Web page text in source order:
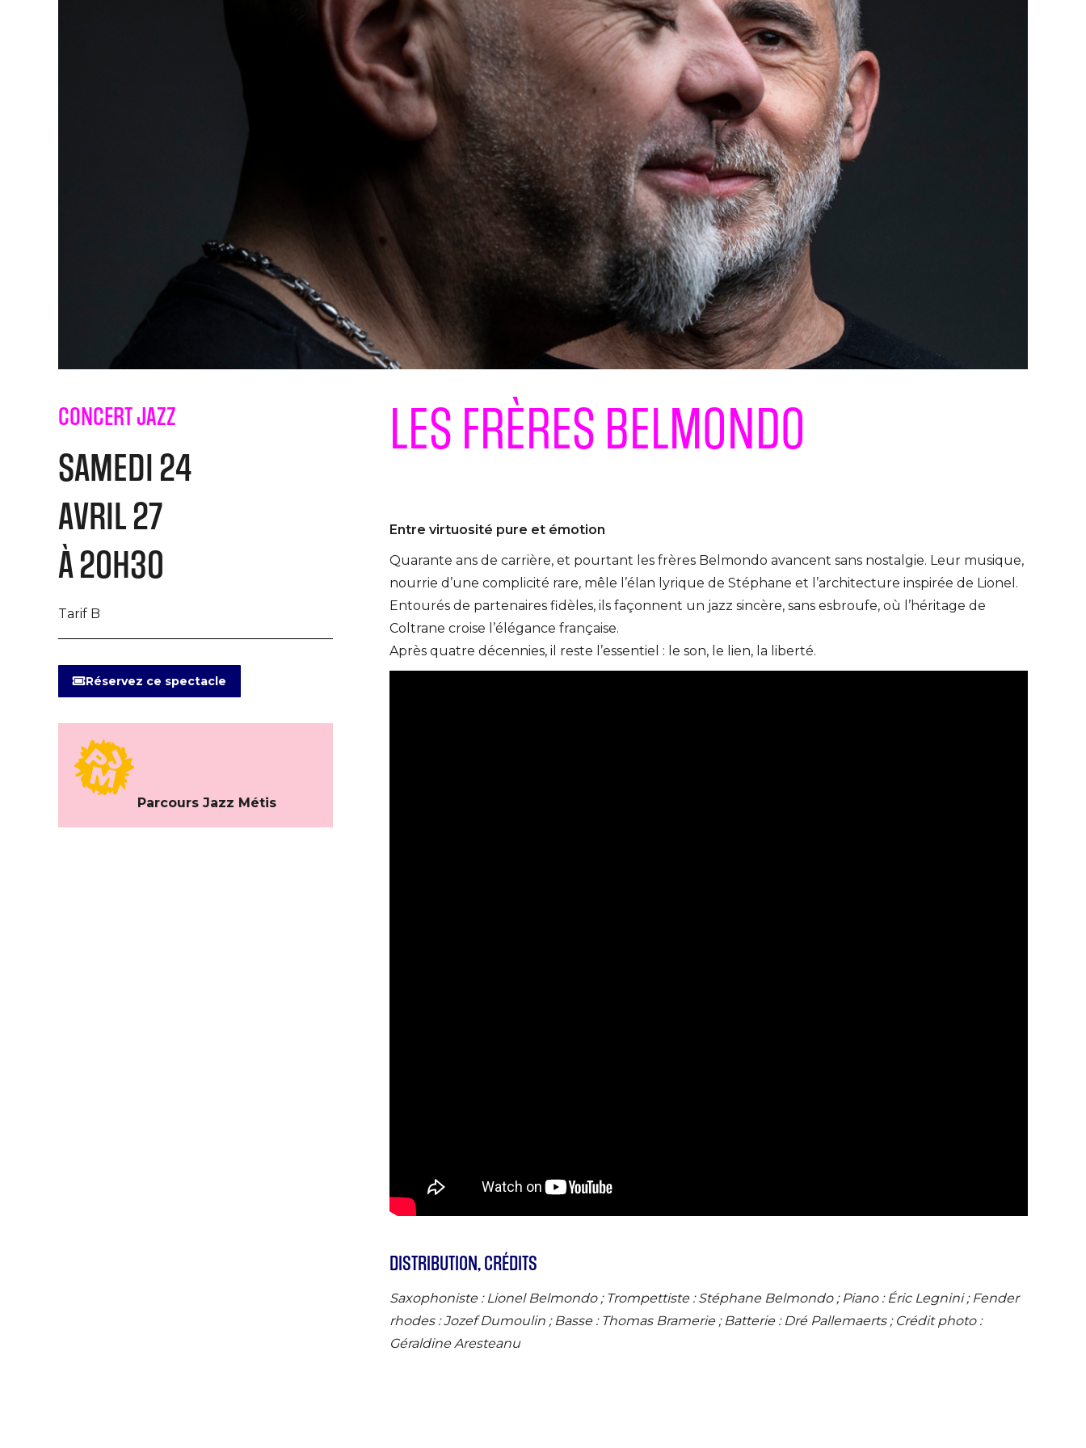
CONCERT JAZZ
SAMEDI 24
AVRIL 27
À 20H30
Tarif B
Réservez ce spectacle
Parcours Jazz Métis
LES FRÈRES BELMONDO
Entre virtuosité pure et émotion
Quarante ans de carrière, et pourtant les frères Belmondo avancent sans nostalgie. Leur musique,
nourrie d’une complicité rare, mêle l’élan lyrique de Stéphane et l’architecture inspirée de Lionel.
Entourés de partenaires fidèles, ils façonnent un jazz sincère, sans esbroufe, où l’héritage de
Coltrane croise l’élégance française.
Après quatre décennies, il reste l’essentiel : le son, le lien, la liberté.
DISTRIBUTION, CRÉDITS
Saxophoniste : Lionel Belmondo ; Trompettiste : Stéphane Belmondo ; Piano : Éric Legnini ; Fender
rhodes : Jozef Dumoulin ; Basse : Thomas Bramerie ; Batterie : Dré Pallemaerts ; Crédit photo :
Géraldine Aresteanu